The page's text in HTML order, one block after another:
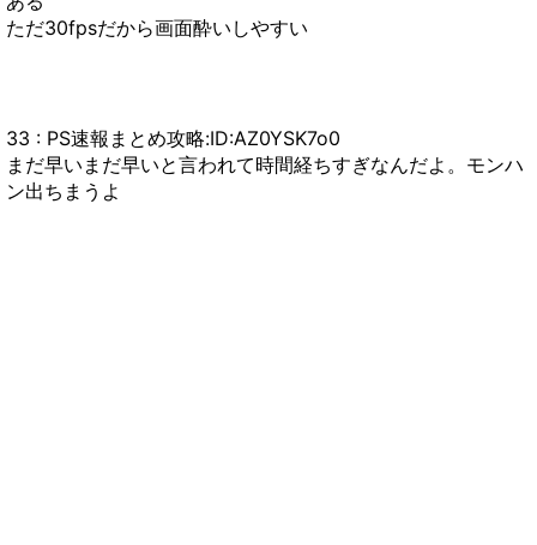
ただ30fpsだから画面酔いしやすい
33 : PS速報まとめ攻略:ID:AZ0YSK7o0
まだ早いまだ早いと言われて時間経ちすぎなんだよ。モンハ
ン出ちまうよ